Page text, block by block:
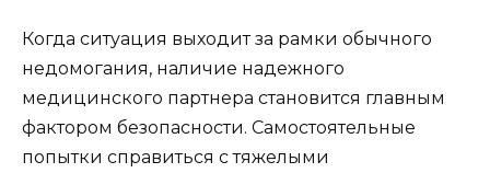
Когда ситуация выходит за рамки обычного
недомогания, наличие надежного
медицинского партнера становится главным
фактором безопасности. Самостоятельные
попытки справиться с тяжелыми